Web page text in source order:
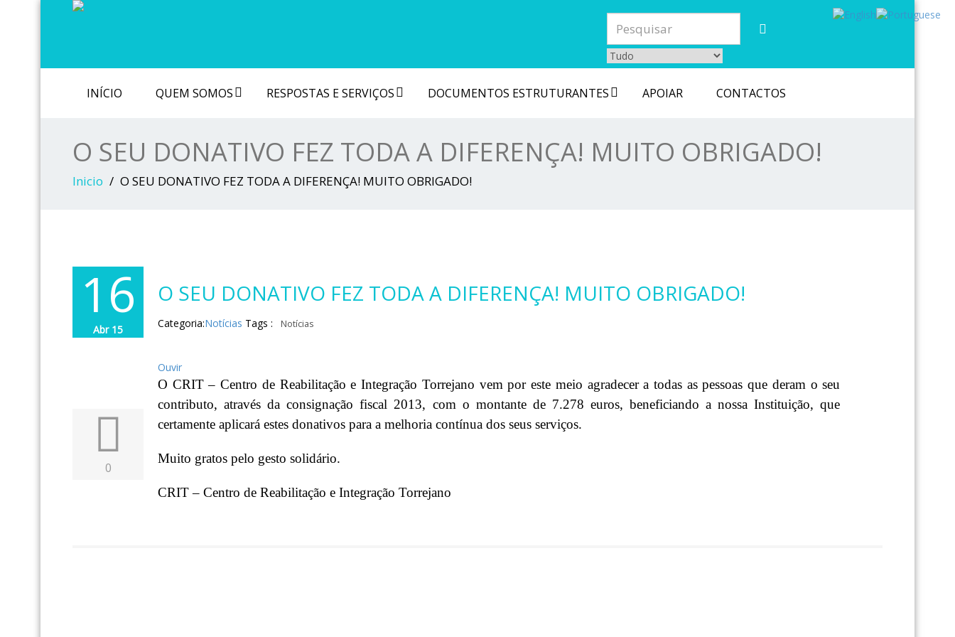
INÍCIO QUEM SOMOS RESPOSTAS E SERVIÇOS DOCUMENTOS ESTRUTURANTES APOIAR CONTACTOS
O SEU DONATIVO FEZ TODA A DIFERENÇA! MUITO OBRIGADO!
Inicio O SEU DONATIVO FEZ TODA A DIFERENÇA! MUITO OBRIGADO!
16
Abr 15
0
O SEU DONATIVO FEZ TODA A DIFERENÇA! MUITO OBRIGADO!
Categoria:Notícias Tags : Notícias
Ouvir
O CRIT – Centro de Reabilitação e Integração Torrejano vem por este meio agradecer a todas as pessoas que deram o seu
contributo, através da consignação fiscal 2013, com o montante de 7.278 euros, beneficiando a nossa Instituição, que
certamente aplicará estes donativos para a melhoria contínua dos seus serviços.
Muito gratos pelo gesto solidário.
CRIT – Centro de Reabilitação e Integração Torrejano